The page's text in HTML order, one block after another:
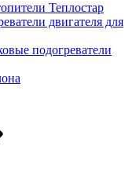
Теплостар
двигателя для
подогреватели